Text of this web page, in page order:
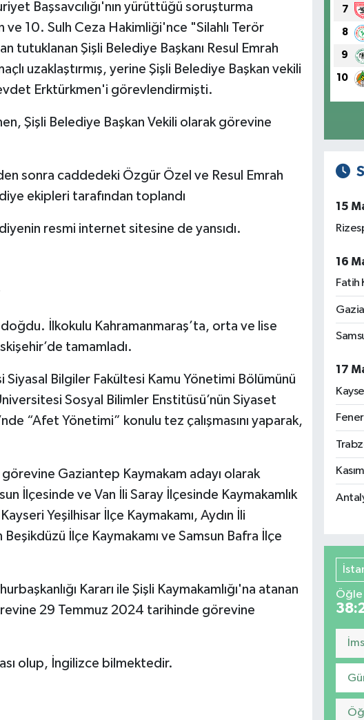
Başsavcılığı'nın yürüttüğü soruşturma
ve 10. Sulh Ceza Hakimliği'nce "Silahlı Terör
tutuklanan Şişli Belediye Başkanı Resul Emrah
uzaklaştırmış, yerine Şişli Belediye Başkan vekili
Erktürkmen'i görevlendirmişti.
Şişli Belediye Başkan Vekili olarak görevine
sonra caddedeki Özgür Özel ve Resul Emrah
ekipleri tarafından toplandı
resmi internet sitesine de yansıdı.
doğdu. İlkokulu Kahramanmaraş’ta, orta ve lise
tamamladı.
Siyasal Bilgiler Fakültesi Kamu Yönetimi Bölümünü
Sosyal Bilimler Enstitüsü’nün Siyaset
“Afet Yönetimi” konulu tez çalışmasını yaparak,
Gaziantep Kaymakam adayı olarak
İlçesinde ve Van İli Saray İlçesinde Kaymakamlık
Kayseri Yeşilhisar İlçe Kaymakamı, Aydın İli
İlçe Kaymakamı ve Samsun Bafra İlçe
Kararı ile Şişli Kaymakamlığı'na atanan
29 Temmuz 2024 tarihinde görevine
olup, İngilizce bilmektedir.
7
8
9
10
15
16
Fatih
17
Öğle